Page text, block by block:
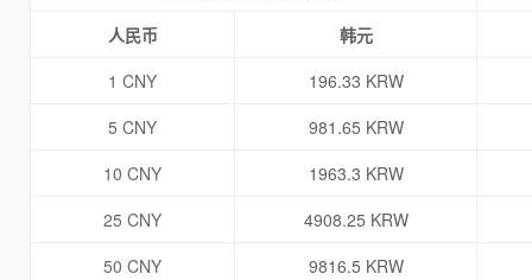
人民币
韩元
1 CNY
196.33 KRW
5 CNY
981.65 KRW
10 CNY
1963.3 KRW
25 CNY
4908.25 KRW
50 CNY
9816.5 KRW